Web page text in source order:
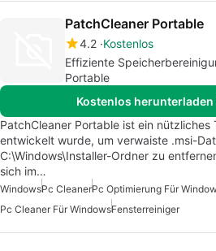
PatchCleaner Portable
4.2 Kostenlos
Effiziente
Portable
Kostenlos
PatchCleaner Portable ist ein nützliches
entwickelt wurde, um verwaiste .msi-
C:\Windows\Installer-Ordner zu
sich im…
WindowsPc CleanerPc Optimierung Für
Pc Cleaner Für WindowsFensterreiniger